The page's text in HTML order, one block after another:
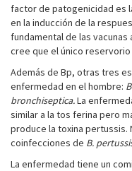
factor de patogenicidad es
en la inducción de la
fundamental de las
cree que el único
Además de Bp, otras tres
enfermedad en el hombre:
bronchiseptica.La
similar a la tos ferina pero
produce la toxina
coinfecciones de B.
La enfermedad tiene un